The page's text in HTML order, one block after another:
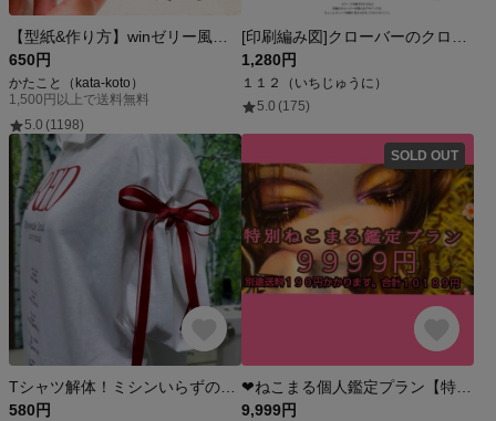
650円
かたこと（kata-koto）
1,500円以上で送料無料
5.0 (1198)
1,280円
１１２（いちじゅうに）
5.0 (175)
580円
SOLD OUT
9,999円